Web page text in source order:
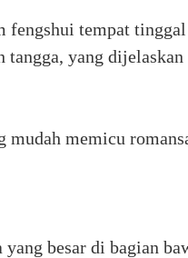
tempat
yang
memicu
besar di bagian